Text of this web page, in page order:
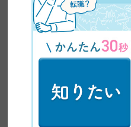
【全ママ必見】2児のシ
イナーに大転身した方法